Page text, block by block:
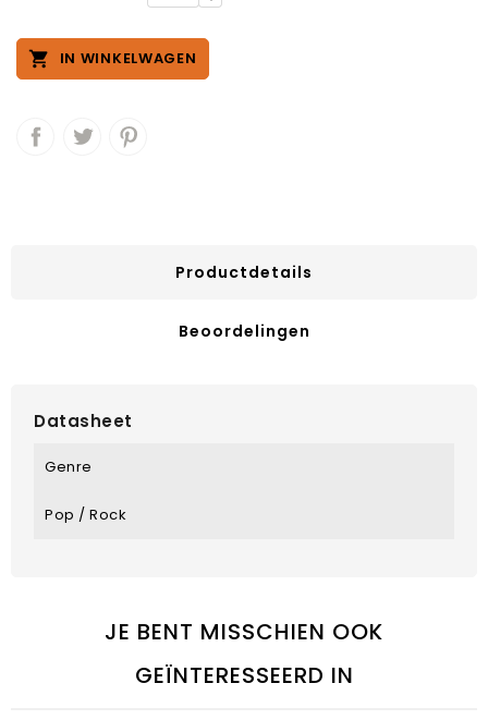
 IN WINKELWAGEN
Productdetails
Beoordelingen
Datasheet
Genre
Pop / Rock
JE BENT MISSCHIEN OOK
GEÏNTERESSEERD IN